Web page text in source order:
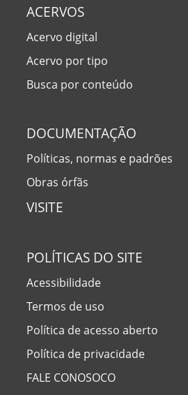
ACERVOS
Acervo digital
Acervo por tipo
Busca por conteúdo
DOCUMENTAÇÃO
Políticas, normas e padrões
Obras órfãs
VISITE
POLÍTICAS DO SITE
Acessibilidade
Termos de uso
Política de acesso aberto
Política de privacidade
FALE CONOSOCO